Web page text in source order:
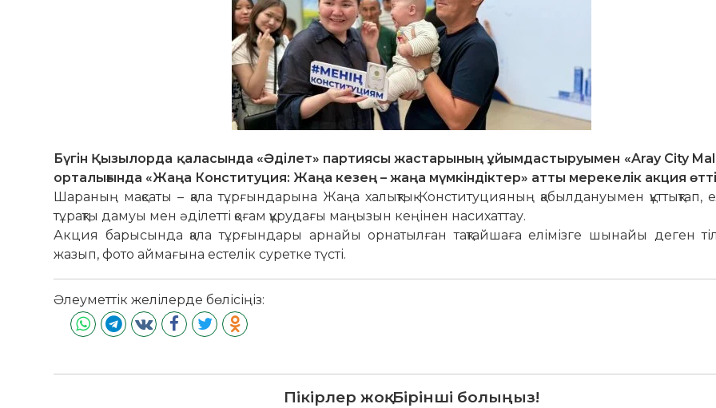
Бүгін Қызылорда қаласында «Әділет» партиясы жастарының ұйымдастыруымен «Aray City
орталығында «Жаңа Конституция: Жаңа кезең – жаңа мүмкіндіктер» атты мерекелік акция
Шараның мақсаты – қала тұрғындарына Жаңа халықтық Конституцияның қабылдануымен құттықтап,
тұрақты дамуы мен әділетті қоғам құрудағы маңызын кеңінен насихаттау.
Акция барысында қала тұрғындары арнайы орнатылған тақтайшаға елімізге шынайы деген
жазып, фото аймағына естелік суретке түсті.
Әлеуметтік желілерде бөлісіңіз:
Пікірлер жоқ. Бірінші болыңыз!